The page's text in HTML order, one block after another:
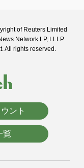
of Reuters Limited
Network LP, LLLP
All rights reserved.
ント
覧